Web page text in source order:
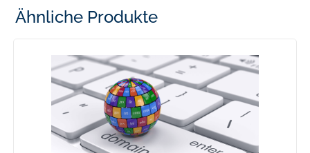
Ähnliche Produkte